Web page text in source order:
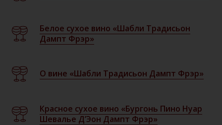
Белое сухое вино «Шабли Традисьон
Дампт Фрэр»
О вине «Шабли Традисьон Дампт Фрэр»
Красное сухое вино «Бургонь Пино Нуар
Шевалье Д’Эон Дампт Фрэр»